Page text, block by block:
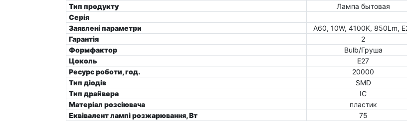
Тип продукту
Лампа бытовая
Серія
Заявлені параметри
A60, 10W, 4100K, 850Lm,
Гарантія
2
Формфактор
Bulb/Груша
Цоколь
E27
Ресурс роботи, год.
20000
Тип діодів
SMD
Тип драйвера
IC
Матеріал розсіювача
пластик
Еквівалент лампі розжарювання, Вт
75